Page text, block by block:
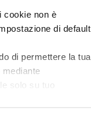
cookie non è
di default
di permettere la tua
solo su tuo